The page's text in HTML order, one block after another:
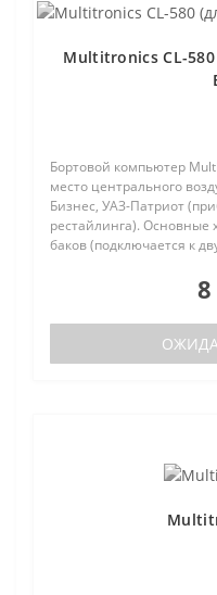
Multitronics CL-
Бортовой компьютер
место центрального
Бизнес, УАЗ-Патриот
рестайлинга). Основные
баков (подключается к